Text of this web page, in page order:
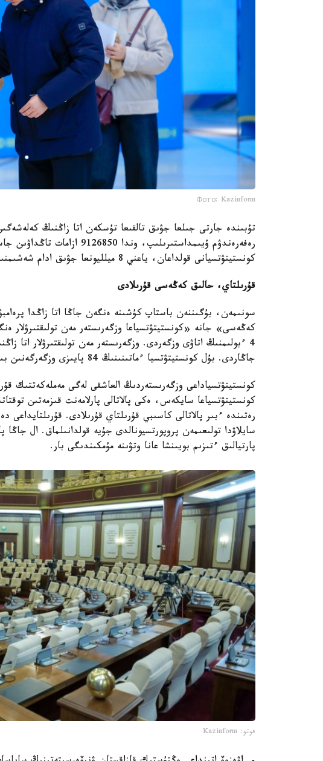
Фото: Kazinform
كونستيتۋتسيانى قولداعان، ياعني 8 ميلليونعا جۋىق ادام شەشىمنىڭ دۇرىس ەكەنىنە سەنىمدى.
قۇرىلتاي، حالىق كەڭەسى قۇرىلادى
كەڭەسى» جانە «كونستيتۋتسياعا وزگەرىستەر مەن تولىقتىرۋلار
جاڭاردى. بۇل كونستيتۋتسيا ءماتىنىنىڭ 84 پايىزى وزگەرگەنىن بىلدىرەدى.
كونستيتۋتسياداعى وزگەرىستەردىڭ العاشقى لەگى مەملەكەتتىك
كونستيتۋتسياعا سايكەس، ەكى پالاتالى پارلامەنت قىزمەتىن
پارتيالىق ءتىزىم بويىنشا عانا وتۋىنە مۇمكىندىگى بار.
فوتو: Kazinform